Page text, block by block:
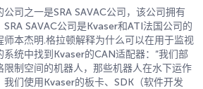
司之一是SRA SAVAC公司，该公司拥有
SAVAC公司是Kvaser和ATI法国公司的
本杰明.格拉顿解释为什么可以在用于监视
统中找到Kvaser的CAN适配器：“我们部
限制空间的机器人，那些机器人在水下运作
们使用Kvaser的板卡、SDK（软件开发